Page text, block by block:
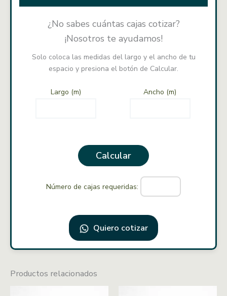
¿No sabes cuántas cajas cotizar?
¡Nosotros te ayudamos!
Solo coloca las medidas del largo y el ancho de tu
espacio y presiona el botón de Calcular.
Largo (m) Ancho (m)
Calcular
Número de cajas requeridas:
Quiero cotizar
Productos relacionados